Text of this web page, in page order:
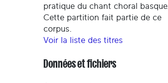
pratique du chant choral basque.
Cette partition fait partie de ce
corpus.
Voir la liste des titres
Données et fichiers